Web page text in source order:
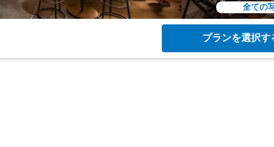
全ての
プランを選択す